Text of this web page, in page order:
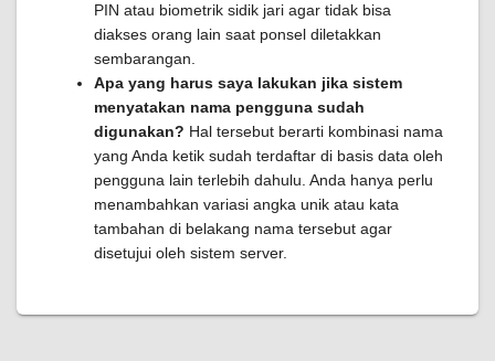
PIN atau biometrik sidik jari agar tidak bisa
diakses orang lain saat ponsel diletakkan
sembarangan.
Apa yang harus saya lakukan jika sistem
menyatakan nama pengguna sudah
digunakan? Hal tersebut berarti kombinasi nama
yang Anda ketik sudah terdaftar di basis data oleh
pengguna lain terlebih dahulu. Anda hanya perlu
menambahkan variasi angka unik atau kata
tambahan di belakang nama tersebut agar
disetujui oleh sistem server.